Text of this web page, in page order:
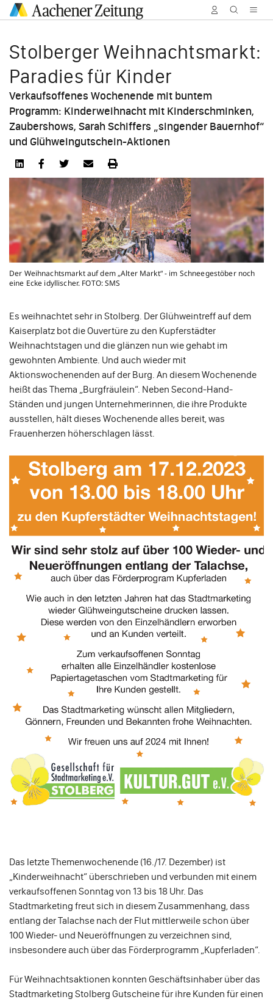
Stol­berger Weih­nachts­markt:
Para­dies für Kinder
Verkaufsoffenes Wochenende mit buntem
Programm: Kinderweihnacht mit Kinderschminken,
Zaubershows, Sarah Schiffers „singender Bauernhof“
und Glühweingutschein-Aktionen
Der Weihnachtsmarkt auf dem „Alter Markt“ - im Schneegestöber noch
eine Ecke idyllischer. FOTO: SMS
Es weihnachtet sehr in Stolberg. Der Glühweintreff auf dem
Kaiserplatz bot die Ouvertüre zu den Kupferstädter
Weihnachtstagen und die glänzen nun wie gehabt im
gewohnten Ambiente. Und auch wieder mit
Aktionswochenenden auf der Burg. An diesem Wochenende
heißt das Thema „Burgfräulein“. Neben Second-Hand-
Ständen und jungen Unternehmerinnen, die ihre Produkte
ausstellen, hält dieses Wochenende alles bereit, was
Frauenherzen höherschlagen lässt.
Das letzte Themenwochenende (16./17. Dezember) ist
„Kinderweihnacht“ überschrieben und verbunden mit einem
verkaufsoffenen Sonntag von 13 bis 18 Uhr. Das
Stadtmarketing freut sich in diesem Zusammenhang, dass
entlang der Talachse nach der Flut mittlerweile schon über
100 Wieder- und Neueröffnungen zu verzeichnen sind,
insbesondere auch über das Förderprogramm „Kupferladen“.
Für Weihnachtsaktionen konnten Geschäftsinhaber über das
Stadtmarketing Stolberg Gutscheine für ihre Kunden für einen